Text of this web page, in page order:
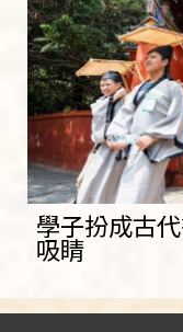
學子扮成古
吸睛